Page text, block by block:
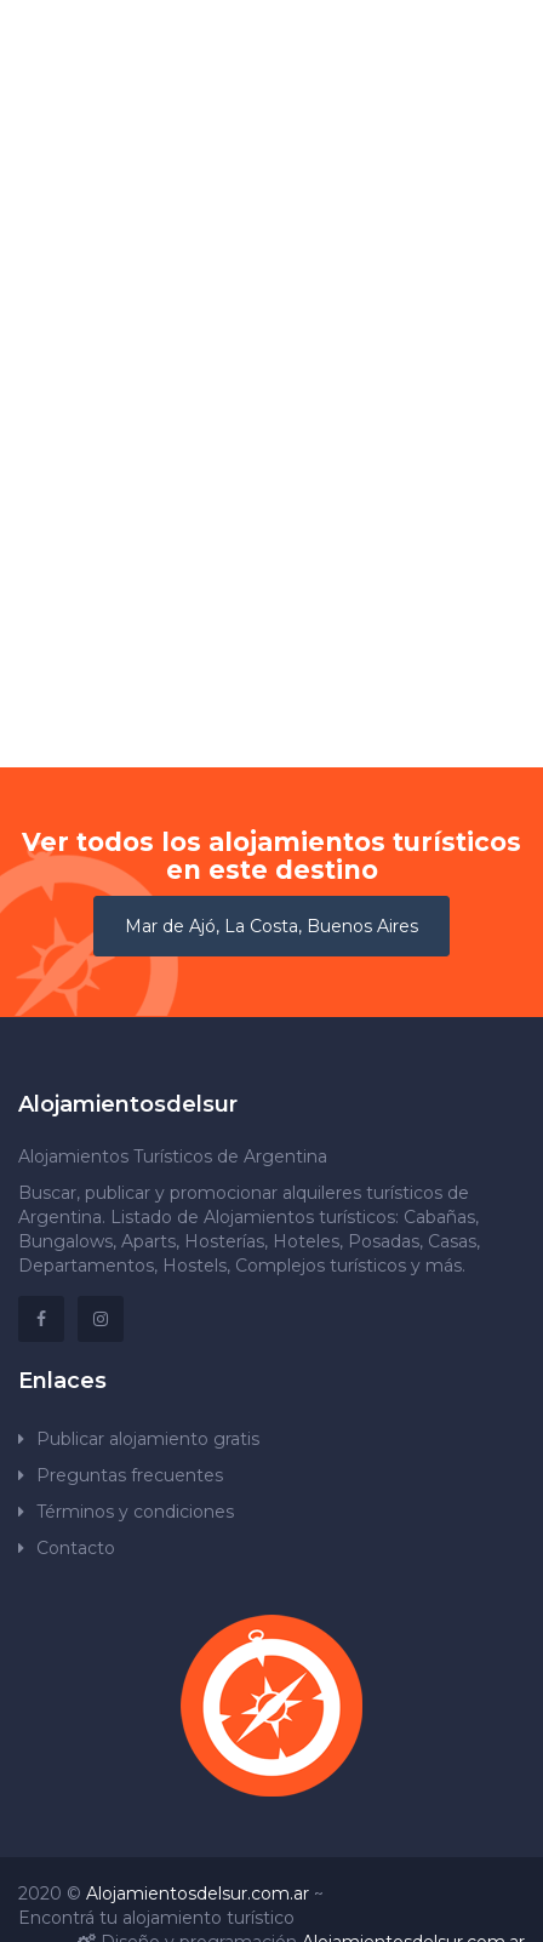
Ver todos los alojamientos turísticos
en este destino
Mar de Ajó, La Costa, Buenos Aires
Alojamientosdelsur
Alojamientos Turísticos de Argentina
Buscar, publicar y promocionar alquileres turísticos de
Argentina. Listado de Alojamientos turísticos: Cabañas,
Bungalows, Aparts, Hosterías, Hoteles, Posadas, Casas,
Departamentos, Hostels, Complejos turísticos y más.
Enlaces
Publicar alojamiento gratis
Preguntas frecuentes
Términos y condiciones
Contacto
2020 © Alojamientosdelsur.com.ar ~
Encontrá tu alojamiento turístico